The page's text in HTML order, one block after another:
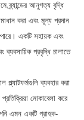
ব্র্যান্ডের আনুগত্য বৃদ্ধি
করা এবং মূল্য প্রদান
একটি সহায়ক এবং
ব্যবসায়িক প্রবৃদ্ধি চালাতে
ব্যবহার করা
মোকাবেলা করে
এমন একটি গ্রাহক-